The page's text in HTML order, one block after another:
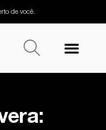
de você.